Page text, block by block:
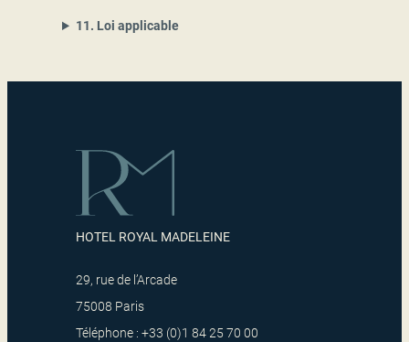
11. Loi applicable
HOTEL ROYAL MADELEINE
29, rue de l’Arcade
75008 Paris
Téléphone : +33 (0)1 84 25 70 00